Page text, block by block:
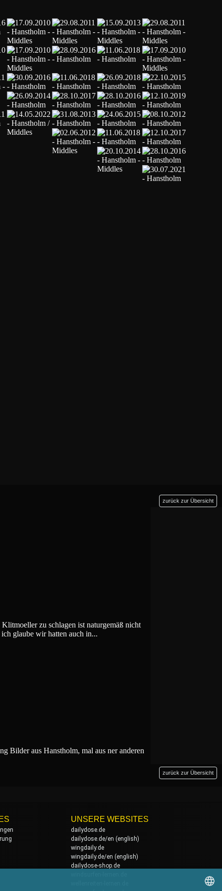
zurück zur Übersicht
zu schlagen ist naturgemäß nicht
glaube wir hatten auch in...
Bilder aus Hanstholm, mal aus ner anderen
zurück zur Übersicht
UNSERE WEBSITES
dailydose.de
dailydose.de/en (english)
wingdaily.de
wingdaily.de/en (english)
dailydose-shop.de